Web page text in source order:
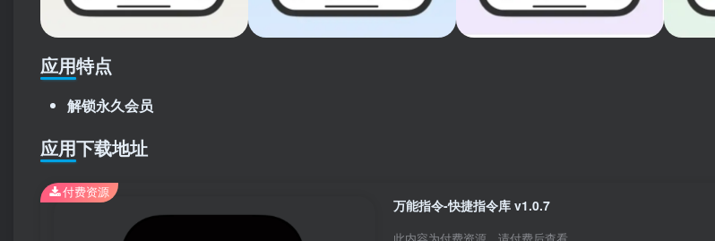
应用特点
解锁永久会员
应用下载地址
万能指令-快捷指令库 v1.0.7
付费资源